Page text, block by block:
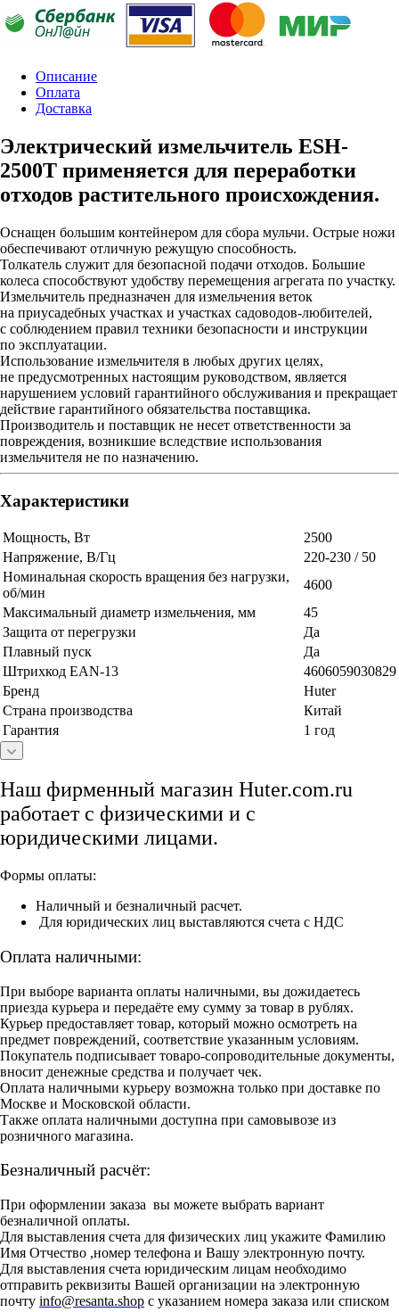
Описание
Оплата
Доставка
Электрический измельчитель ESH-
2500T применяется для переработки
отходов растительного происхождения.
Оснащен большим контейнером для сбора мульчи. Острые ножи
обеспечивают отличную режущую способность.
Толкатель служит для безопасной подачи отходов. Большие
колеса способствуют удобству перемещения агрегата по участку.
Измельчитель предназначен для измельчения веток
на приусадебных участках и участках садоводов-любителей,
с соблюдением правил техники безопасности и инструкции
по эксплуатации.
Использование измельчителя в любых других целях,
не предусмотренных настоящим руководством, является
нарушением условий гарантийного обслуживания и прекращает
действие гарантийного обязательства поставщика.
Производитель и поставщик не несет ответственности за
повреждения, возникшие вследствие использования
измельчителя не по назначению.
Характеристики
Мощность, Вт
2500
Напряжение, В/Гц
220-230 / 50
Номинальная скорость вращения без нагрузки,
об/мин
4600
Максимальный диаметр измельчения, мм
45
Защита от перегрузки
Да
Плавный пуск
Да
Штрихкод EAN-13
4606059030829
Бренд
Huter
Страна производства
Китай
Гарантия
1 год
Наш фирменный магазин Huter.com.ru
работает с физическими и с
юридическими лицами.
Формы оплаты:
Наличный и безналичный расчет.
Для юридических лиц выставляются счета с НДС
Оплата наличными:
При выборе варианта оплаты наличными, вы дожидаетесь
приезда курьера и передаёте ему сумму за товар в рублях.
Курьер предоставляет товар, который можно осмотреть на
предмет повреждений, соответствие указанным условиям.
Покупатель подписывает товаро-сопроводительные документы,
вносит денежные средства и получает чек.
Оплата наличными курьеру возможна только при доставке по
Москве и Московской области.
Также оплата наличными доступна при самовывозе из
розничного магазина.
Безналичный расчёт:
При оформлении заказа вы можете выбрать вариант
безналичной оплаты.
Для выставления счета для физических лиц укажите Фамилию
Имя Отчество ,номер телефона и Вашу электронную почту.
Для выставления счета юридическим лицам необходимо
отправить реквизиты Вашей организации на электронную
почту info@resanta.shop с указанием номера заказа или списком